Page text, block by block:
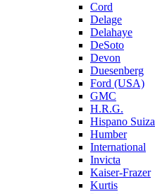
Cord
Delage
Delahaye
DeSoto
Devon
Duesenberg
Ford (USA)
GMC
H.R.G.
Hispano Suiza
Humber
International
Invicta
Kaiser-Frazer
Kurtis